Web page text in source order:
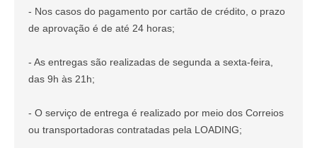
- Nos casos do pagamento por cartão de crédito, o prazo
de aprovação é de até 24 horas;
- As entregas são realizadas de segunda a sexta-feira,
das 9h às 21h;
- O serviço de entrega é realizado por meio dos Correios
ou transportadoras contratadas pela LOADING;